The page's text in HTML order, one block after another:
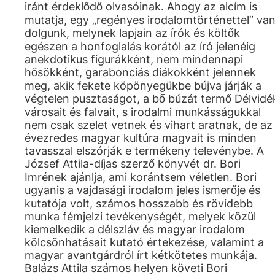
iránt érdeklődő olvasóinak. Ahogy az alcím is
mutatja, egy „regényes irodalomtörténettel” van
dolgunk, melynek lapjain az írók és költők
egészen a honfoglalás korától az író jelenéig
anekdotikus figurákként, nem mindennapi
hősökként, garabonciás diákokként jelennek
meg, akik fekete köpönyegükbe bújva járják a
végtelen pusztaságot, a bő búzát termő
városait és falvait, s irodalmi munkásságukkal
nem csak szelet vetnek és vihart aratnak, de az
évezredes magyar kultúra magvait is minden
tavasszal elszórják e termékeny televénybe. A
József Attila-díjas szerző könyvét dr. Bori
Imrének ajánlja, ami korántsem véletlen. Bori
ugyanis a vajdasági irodalom jeles ismerője és
kutatója volt, számos hosszabb és rövidebb
munka fémjelzi tevékenységét, melyek közül
kiemelkedik a délszláv és magyar irodalom
kölcsönhatásait kutató értekezése, valamint a
magyar avantgárdról írt kétkötetes munkája.
Balázs Attila számos helyen követi Bori